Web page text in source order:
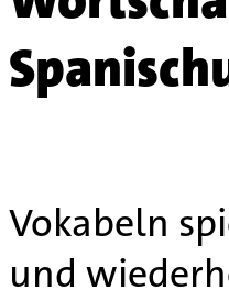
Vokabeln
und